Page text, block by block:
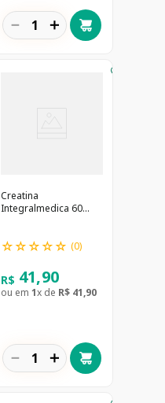
＋
－
Creatina
Integralmedica 60
☆☆☆☆☆ (0)
R$ 41,90
ou em 1x de R$ 41,90
＋
－